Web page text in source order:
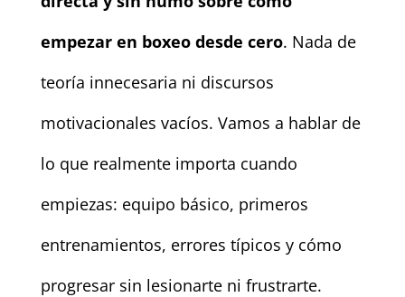
empezar en boxeo desde cero. Nada de
teoría innecesaria ni discursos
motivacionales vacíos. Vamos a hablar de
lo que realmente importa cuando
empiezas: equipo básico, primeros
entrenamientos, errores típicos y cómo
progresar sin lesionarte ni frustrarte.